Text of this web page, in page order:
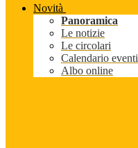
Novità
Panoramica
Le notizie
Le circolari
Calendario eventi
Albo online